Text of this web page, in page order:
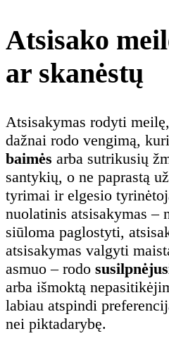
Atsisako
ar skanėstų
Atsisakymas rodyti
dažnai rodo vengimą,
baimės arba sutrikusių
santykių, o ne paprastą
tyrimai ir elgesio
nuolatinis atsisakymas –
siūloma paglostyti,
atsisakymas valgyti
asmuo – rodo
arba išmoktą
labiau atspindi
nei piktadarybę.